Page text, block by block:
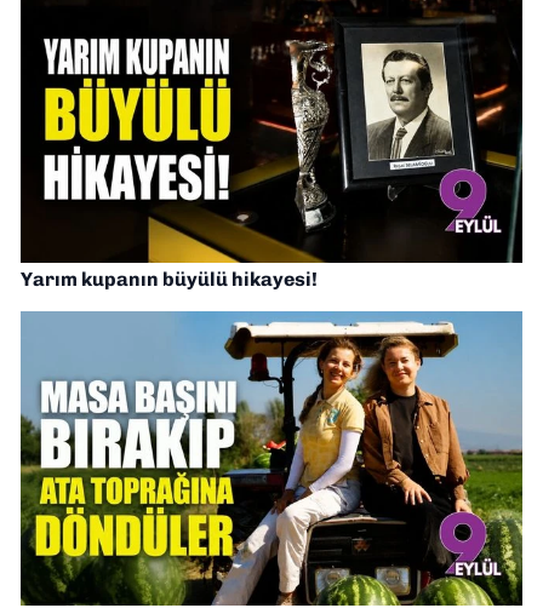
Yarım kupanın büyülü hikayesi!